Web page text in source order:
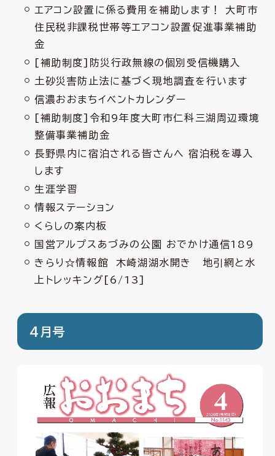
エアコン設置に係る費用を補助します！ 大町市
住民税非課税世帯等エアコン設置促進事業補助
金
[補助制度]防災行政無線の個別受信機購入
土砂災害防止法に基づく現地調査を行います
信濃おおまちイベントカレンダー
[補助制度]令和9年度大町市仁科三湖周辺環境
整備事業補助金
長野県内に宿泊される皆さんへ 宿泊税を導入
します
生涯学習
情報ステーション
くらしの案内板
国営アルプスあづみの公園 おでかけ通信189
きらり☆情報館 木崎湖湖水開き 地引網と水
上トレッキング[6/13]
4月号